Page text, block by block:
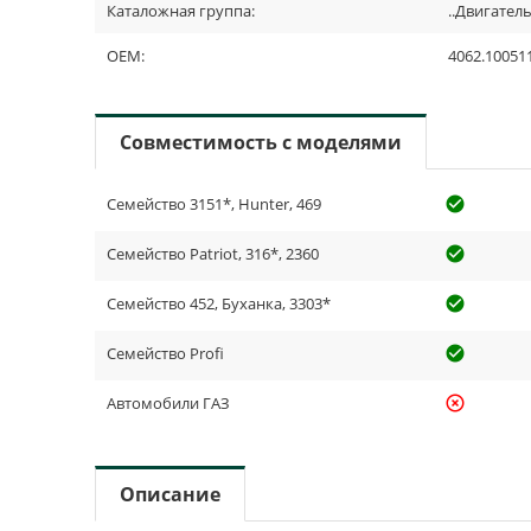
Каталожная группа: ..Двигатель
OEM:
Совместимость с моделями
Семейство 3151*, Hunter, 469
Семейство Patriot, 316*, 2360
Семейство 452, Буханка, 3303*
Семейство Profi
Автомобили ГАЗ highlight_off
Описание